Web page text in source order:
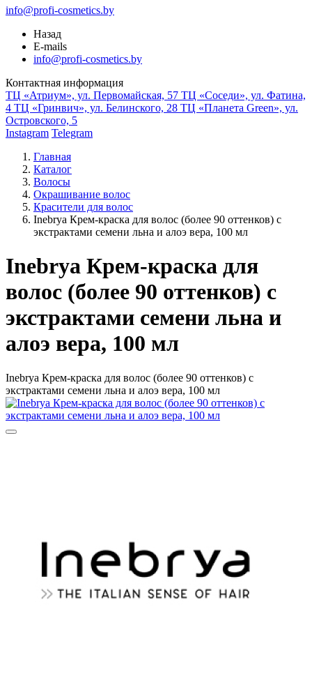
info@profi-cosmetics.by
Назад
E-mails
info@profi-cosmetics.by
Контактная информация
ТЦ «Атриум», ул. Первомайская, 57 ТЦ «Соседи», ул. Фатина,
4 ТЦ «Гринвич», ул. Белинского, 28 ТЦ «Планета Green», ул.
Островского, 5
Instagram Telegram
Главная
Каталог
Волосы
Окрашивание волос
Красители для волос
Inebrya Крем-краска для волос (более 90 оттенков) с
экстрактами семени льна и алоэ вера, 100 мл
Inebrya Крем-краска для
волос (более 90 оттенков) с
экстрактами семени льна и
алоэ вера, 100 мл
Inebrya Крем-краска для волос (более 90 оттенков) с
экстрактами семени льна и алоэ вера, 100 мл